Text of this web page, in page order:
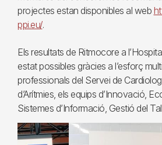
projectes estan disponibles al web
ppi.eu/.
Els resultats de Ritmocore a
estat possibles gràcies a l’esforç
professionals del Servei de
d’Arítmies, els equips d’Innovació,
Sistemes d’Informació, Gestió del